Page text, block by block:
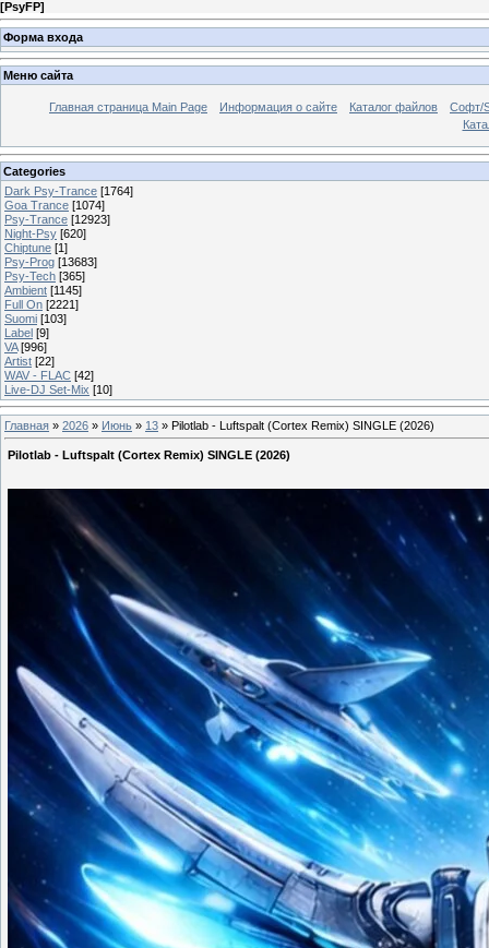
[PsyFP]
Форма входа
Меню сайта
Главная страница Main Page Информация о сайте Каталог файлов
Софт/
Categories
Dark Psy-Trance [1764]
Goa Trance [1074]
Psy-Trance [12923]
Night-Psy [620]
Chiptune [1]
Psy-Prog [13683]
Psy-Tech [365]
Ambient [1145]
Full On [2221]
Suomi [103]
Label [9]
VA [996]
Artist [22]
WAV - FLAC [42]
Live-DJ Set-Mix [10]
Главная » 2026 » Июнь » 13 » Pilotlab - Luftspalt (Cortex Remix) SINGLE (2026)
Pilotlab - Luftspalt (Cortex Remix) SINGLE (2026)